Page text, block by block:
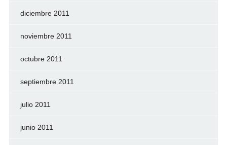
diciembre 2011
noviembre 2011
octubre 2011
septiembre 2011
julio 2011
junio 2011